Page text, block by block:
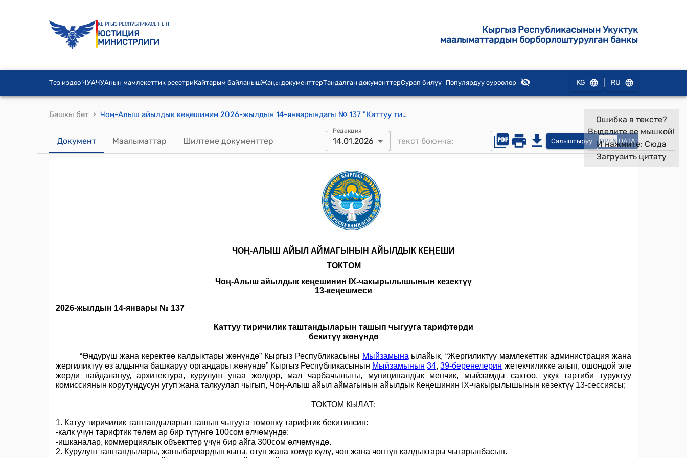
КЫРГЫЗ РЕСПУБЛИКАСЫНЫН
ЮСТИЦИЯ
МИНИСТРЛИГИ
Кыргыз Республикасынын Укуктук
маалыматтардын борборлоштурулган банкы
Тез издөө ЧУАЧУАнын мамлекеттик реестриКайтарым байланышЖаңы документтерТандалган документтерСурап билүү Популярдуу суроолор KG RU
Башкы бет › Чоң-Алыш айылдык кеңешинин 2026-жылдын 14-январындагы № 137 "Каттуу тиричилик таштандыларын ташып чыгууга тарифтерди бекитүү жөнүндө" токтому
Документ Маалыматтар Шилтеме документтер
Редакция
14.01.2026 Салыштыруу OPEN DATA
Ошибка в тексте?
Выделите ее мышкой!
И нажмите: Сюда
Загрузить цитату